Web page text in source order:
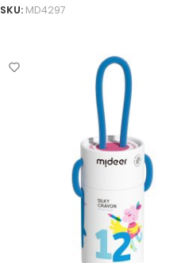
SKU: MD4297